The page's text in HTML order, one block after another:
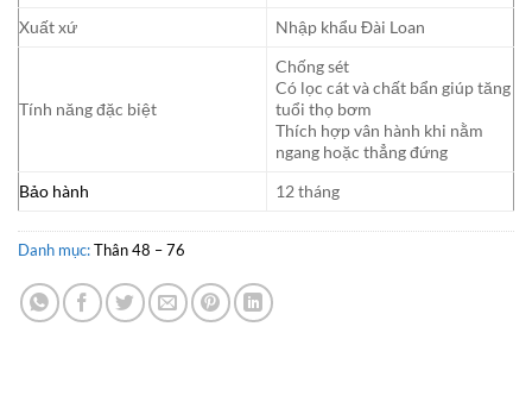
Xuất xứ Nhập khẩu Đài Loan
Tính năng đặc biệt
Chống sét
Có lọc cát và chất bẩn giúp tăng
tuổi thọ bơm
Thích hợp vân hành khi nằm
ngang hoặc thẳng đứng
Bảo hành
12 tháng
Danh mục:Thân 48 – 76